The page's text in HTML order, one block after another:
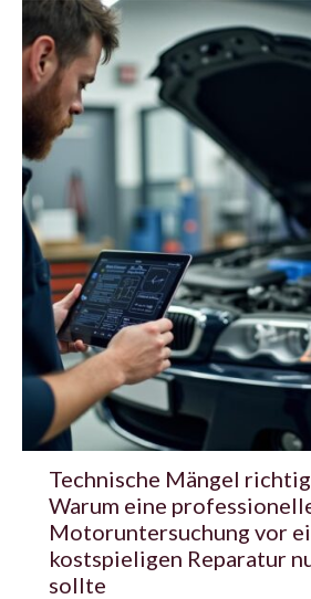
Technische Mängel
Warum eine
Motoruntersuchung vor
kostspieligen Reparatur
sollte